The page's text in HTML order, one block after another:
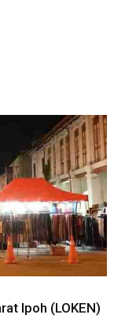
Ipoh (LOKEN)